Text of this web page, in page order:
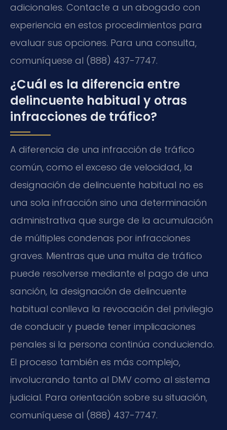
adicionales. Contacte a un abogado con
experiencia en estos procedimientos para
evaluar sus opciones. Para una consulta,
comuníquese al (888) 437-7747.
¿Cuál es la diferencia entre
delincuente habitual y otras
infracciones de tráfico?
A diferencia de una infracción de tráfico
común, como el exceso de velocidad, la
designación de delincuente habitual no es
una sola infracción sino una determinación
administrativa que surge de la acumulación
de múltiples condenas por infracciones
graves. Mientras que una multa de tráfico
puede resolverse mediante el pago de una
sanción, la designación de delincuente
habitual conlleva la revocación del privilegio
de conducir y puede tener implicaciones
penales si la persona continúa conduciendo.
El proceso también es más complejo,
involucrando tanto al DMV como al sistema
judicial. Para orientación sobre su situación,
comuníquese al (888) 437-7747.